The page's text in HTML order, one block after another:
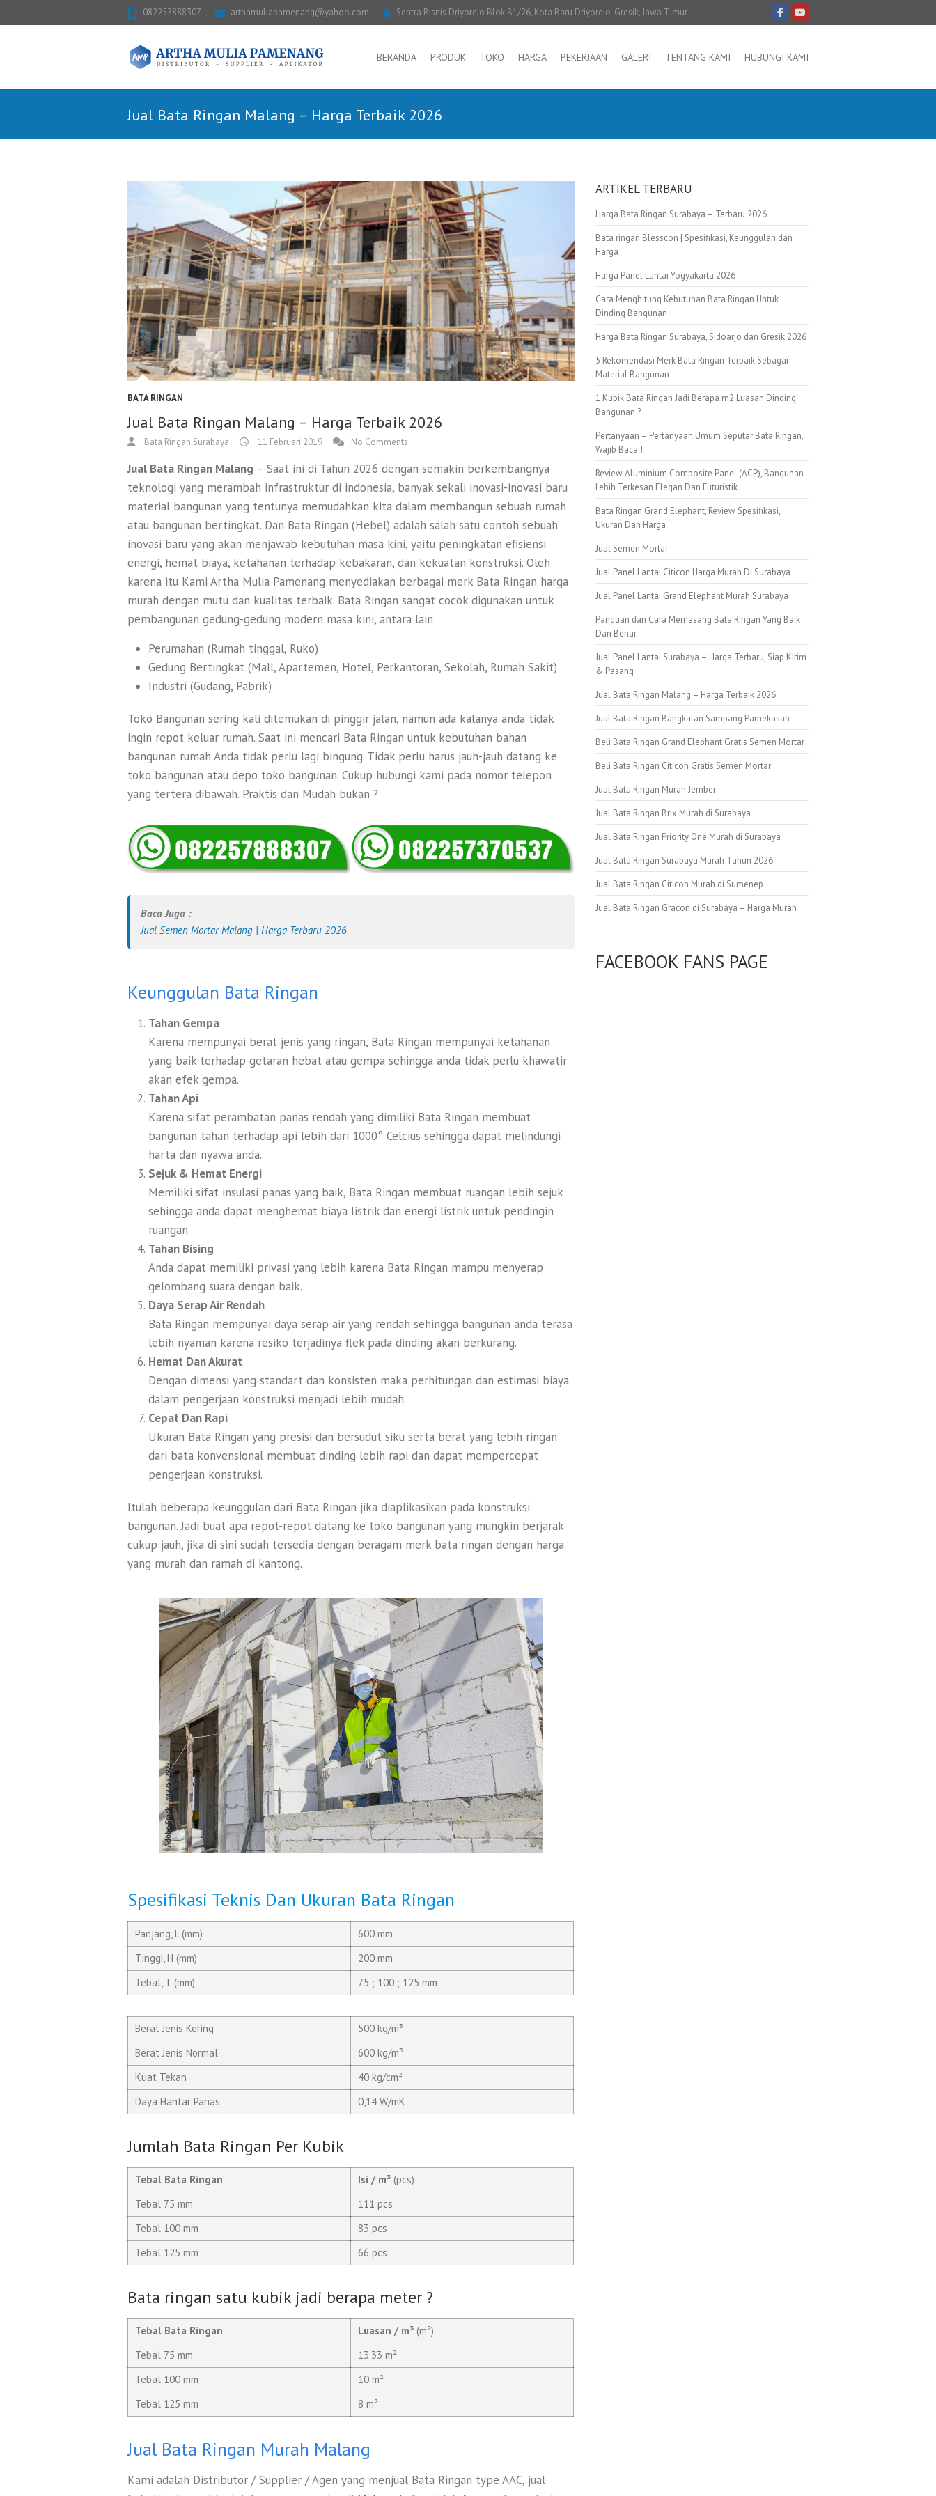
082257888307 arthamuliapamenang@yahoo.com Sentra Bisnis Driyorejo Blok B1/26, Kota Baru Driyorejo-Gresik, Jawa Timur
BERANDA PRODUK TOKO HARGA PEKERJAAN GALERI TENTANG KAMI HUBUNGI KAMI
Jual Bata Ringan Malang – Harga Terbaik 2026
BATA RINGAN
Jual Bata Ringan Malang – Harga Terbaik 2026
Bata Ringan Surabaya 11 Februari 2019 No Comments
Jual Bata Ringan Malang – Saat ini di Tahun 2026 dengan semakin berkembangnya
teknologi yang merambah infrastruktur di indonesia, banyak sekali inovasi-inovasi baru
material bangunan yang tentunya memudahkan kita dalam membangun sebuah rumah
atau bangunan bertingkat. Dan Bata Ringan (Hebel) adalah salah satu contoh sebuah
inovasi baru yang akan menjawab kebutuhan masa kini, yaitu peningkatan efisiensi
energi, hemat biaya, ketahanan terhadap kebakaran, dan kekuatan konstruksi. Oleh
karena itu Kami Artha Mulia Pamenang menyediakan berbagai merk Bata Ringan harga
murah dengan mutu dan kualitas terbaik. Bata Ringan sangat cocok digunakan untuk
pembangunan gedung-gedung modern masa kini, antara lain:
Perumahan (Rumah tinggal, Ruko)
Gedung Bertingkat (Mall, Apartemen, Hotel, Perkantoran, Sekolah, Rumah Sakit)
Industri (Gudang, Pabrik)
Toko Bangunan sering kali ditemukan di pinggir jalan, namun ada kalanya anda tidak
ingin repot keluar rumah. Saat ini mencari Bata Ringan untuk kebutuhan bahan
bangunan rumah Anda tidak perlu lagi bingung. Tidak perlu harus jauh-jauh datang ke
toko bangunan atau depo toko bangunan. Cukup hubungi kami pada nomor telepon
yang tertera dibawah. Praktis dan Mudah bukan ?
Baca Juga :
Jual Semen Mortar Malang | Harga Terbaru 2026
Keunggulan Bata Ringan
Tahan Gempa
Karena mempunyai berat jenis yang ringan, Bata Ringan mempunyai ketahanan
yang baik terhadap getaran hebat atau gempa sehingga anda tidak perlu khawatir
akan efek gempa.
Tahan Api
Karena sifat perambatan panas rendah yang dimiliki Bata Ringan membuat
bangunan tahan terhadap api lebih dari 1000° Celcius sehingga dapat melindungi
harta dan nyawa anda.
Sejuk & Hemat Energi
Memiliki sifat insulasi panas yang baik, Bata Ringan membuat ruangan lebih sejuk
sehingga anda dapat menghemat biaya listrik dan energi listrik untuk pendingin
ruangan.
Tahan Bising
Anda dapat memiliki privasi yang lebih karena Bata Ringan mampu menyerap
gelombang suara dengan baik.
Daya Serap Air Rendah
Bata Ringan mempunyai daya serap air yang rendah sehingga bangunan anda terasa
lebih nyaman karena resiko terjadinya flek pada dinding akan berkurang.
Hemat Dan Akurat
Dengan dimensi yang standart dan konsisten maka perhitungan dan estimasi biaya
dalam pengerjaan konstruksi menjadi lebih mudah.
Cepat Dan Rapi
Ukuran Bata Ringan yang presisi dan bersudut siku serta berat yang lebih ringan
dari bata konvensional membuat dinding lebih rapi dan dapat mempercepat
pengerjaan konstruksi.
Itulah beberapa keunggulan dari Bata Ringan jika diaplikasikan pada konstruksi
bangunan. Jadi buat apa repot-repot datang ke toko bangunan yang mungkin berjarak
cukup jauh, jika di sini sudah tersedia dengan beragam merk bata ringan dengan harga
yang murah dan ramah di kantong.
Spesifikasi Teknis Dan Ukuran Bata Ringan
Panjang, L (mm)
600 mm
Tinggi, H (mm)
200 mm
Tebal, T (mm)
75 ; 100 ; 125 mm
Berat Jenis Kering
500 kg/m³
Berat Jenis Normal
600 kg/m³
Kuat Tekan
40 kg/cm²
Daya Hantar Panas
0,14 W/mK
Jumlah Bata Ringan Per Kubik
Tebal Bata Ringan Isi / m³ (pcs)
Tebal 75 mm
111 pcs
Tebal 100 mm
83 pcs
Tebal 125 mm
66 pcs
Bata ringan satu kubik jadi berapa meter ?
Tebal Bata Ringan Luasan / m³ (m²)
Tebal 75 mm
13.33 m²
Tebal 100 mm
10 m²
Tebal 125 mm
8 m²
Jual Bata Ringan Murah Malang
Kami adalah Distributor / Supplier / Agen yang menjual Bata Ringan type AAC, jual
ARTIKEL TERBARU
Harga Bata Ringan Surabaya – Terbaru 2026
Bata ringan Blesscon | Spesifikasi, Keunggulan dan
Harga
Harga Panel Lantai Yogyakarta 2026
Cara Menghitung Kebutuhan Bata Ringan Untuk
Dinding Bangunan
Harga Bata Ringan Surabaya, Sidoarjo dan Gresik 2026
5 Rekomendasi Merk Bata Ringan Terbaik Sebagai
Material Bangunan
1 Kubik Bata Ringan Jadi Berapa m2 Luasan Dinding
Bangunan ?
Pertanyaan – Pertanyaan Umum Seputar Bata Ringan,
Wajib Baca !
Review Aluminium Composite Panel (ACP), Bangunan
Lebih Terkesan Elegan Dan Futuristik
Bata Ringan Grand Elephant, Review Spesifikasi,
Ukuran Dan Harga
Jual Semen Mortar
Jual Panel Lantai Citicon Harga Murah Di Surabaya
Jual Panel Lantai Grand Elephant Murah Surabaya
Panduan dan Cara Memasang Bata Ringan Yang Baik
Dan Benar
Jual Panel Lantai Surabaya – Harga Terbaru, Siap Kirim
& Pasang
Jual Bata Ringan Malang – Harga Terbaik 2026
Jual Bata Ringan Bangkalan Sampang Pamekasan
Beli Bata Ringan Grand Elephant Gratis Semen Mortar
Beli Bata Ringan Citicon Gratis Semen Mortar
Jual Bata Ringan Murah Jember
Jual Bata Ringan Brix Murah di Surabaya
Jual Bata Ringan Priority One Murah di Surabaya
Jual Bata Ringan Surabaya Murah Tahun 2026
Jual Bata Ringan Citicon Murah di Sumenep
Jual Bata Ringan Gracon di Surabaya – Harga Murah
FACEBOOK FANS PAGE